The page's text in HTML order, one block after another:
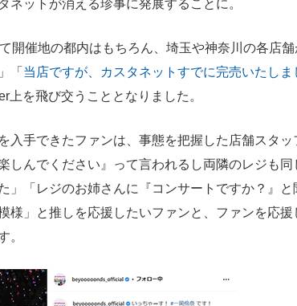
ネットが消える珍事に発展することに。
開催地の都内はもちろん、埼玉や神奈川の各店舗
」「 当店ですが、カスタネットすでに完売いたしま
上を飛び交うこととなりました。
入手できたファンは、事態を把握した店舗スタッ
しんでください』って言われるし両隣のレジも
」「レジのお姉さんに『コンサートですか？』
様」と推しを応援したいファンと、ファンを応
。